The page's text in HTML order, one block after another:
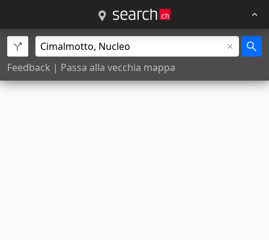
Feedback | Passa alla vecchia mappa